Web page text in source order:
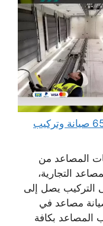
صيانة مصاعد في الكويت 65542233 صيانة وتركيب
المصاعد من
التجارية،
التركيب يصل إلى
مصاعد في
المصاعد بكافة